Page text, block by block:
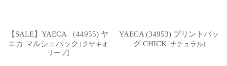
【SALE】YAECA （44955) ヤ
エカ マルシェバック [クサキオ
リーブ]
YAECA (34953) プリントバッ
グ CHICK [ナチュラル]